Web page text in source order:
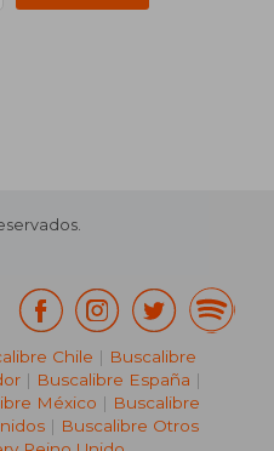
Chile | Buscalibre
| Buscalibre España |
México | Buscalibre
| Buscalibre Otros